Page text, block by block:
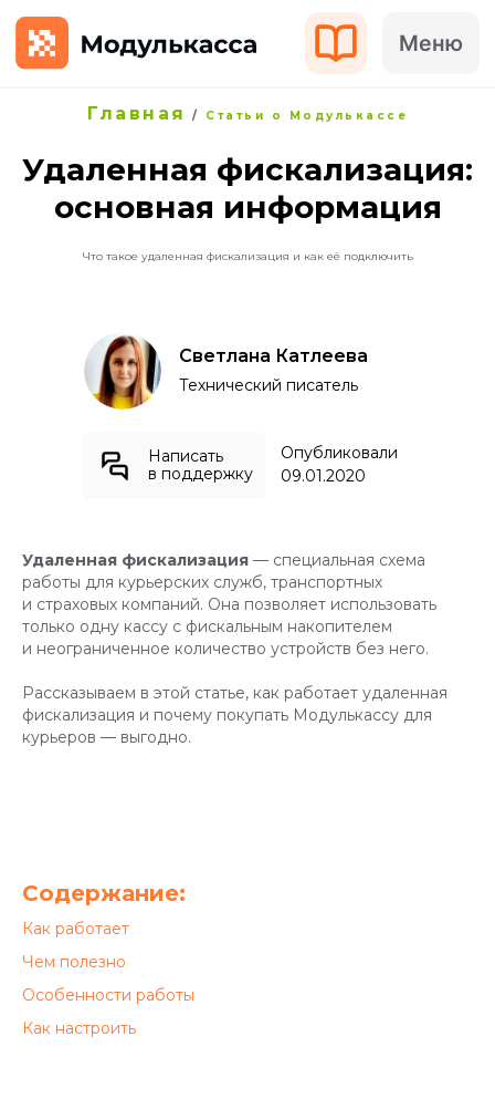
Меню
Главная / Статьи о Модулькассе
Удаленная фискализация:
основная информация
Что такое удаленная фискализация и как её подключить
Написать
в поддержку
Светлана Катлеева
Технический писатель
Опубликовали
09.01.2020
Удаленная фискализация — специальная схема
работы для курьерских служб, транспортных
и страховых компаний. Она позволяет использовать
только одну кассу с фискальным накопителем
и неограниченное количество устройств без него.
Рассказываем в этой статье, как работает удаленная
фискализация и почему покупать Модулькассу для
курьеров — выгодно.
Содержание:
Как работает
Чем полезно
Особенности работы
Как настроить